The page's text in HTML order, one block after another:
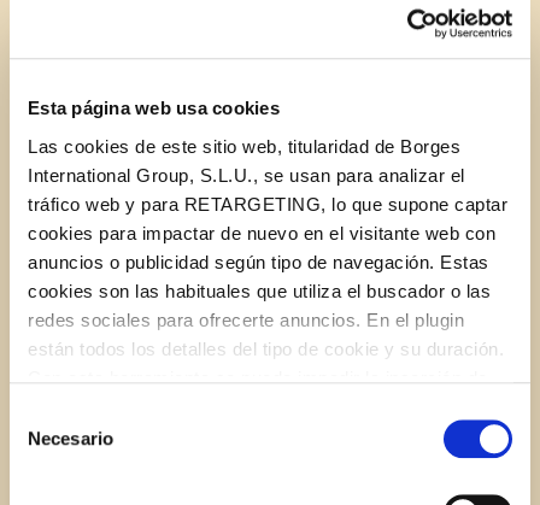
Esta página web usa cookies
Las cookies de este sitio web, titularidad de Borges
International Group, S.L.U., se usan para analizar el
tráfico web y para RETARGETING, lo que supone captar
cookies para impactar de nuevo en el visitante web con
anuncios o publicidad según tipo de navegación. Estas
cookies son las habituales que utiliza el buscador o las
redes sociales para ofrecerte anuncios. En el plugin
están todos los detalles del tipo de cookie y su duración.
la web aparece cómo evitar las cookies en el navegador.
Si se desea ver otra vez esta notificación navegar en
privado y aparecerá de nuevo. Le informamos que aún
Necesario
1 baguette, cut into 3-4 equal pieces, toasted, for
Arugula, for serving
Sliced tomatoes, for serving
For the kale pesto:
1 1/2 cups kale leaves